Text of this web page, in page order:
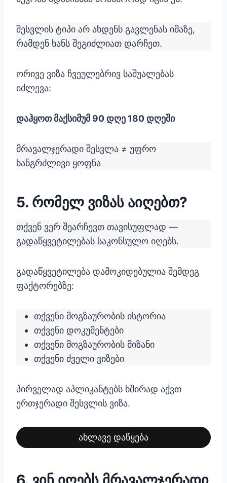
შესვლის ტიპი არ ახდენს გავლენას იმაზე,
რამდენ ხანს შეგიძლიათ დარჩეთ.
ორივე ვიზა ჩვეულებრივ საშუალებას
იძლევა:
დაჰყოთ მაქსიმუმ 90 დღე 180 დღეში
მრავალჯერადი შესვლა ≠ უფრო
ხანგრძლივი ყოფნა
5. რომელ ვიზას აიღებთ?
თქვენ ვერ შეარჩევთ თავისუფლად —
გადაწყვეტილებას საკონსულო იღებს.
გადაწყვეტილება დამოკიდებულია შემდეგ
ფაქტორებზე:
თქვენი მოგზაურობის ისტორია
თქვენი დოკუმენტები
თქვენი მოგზაურობის მიზანი
თქვენი ძველი ვიზები
პირველად აპლიკანტებს ხშირად აქვთ
ერთჯერადი შესვლის ვიზა.
ახლავე დაწყება